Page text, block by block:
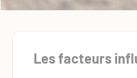
Les facteurs